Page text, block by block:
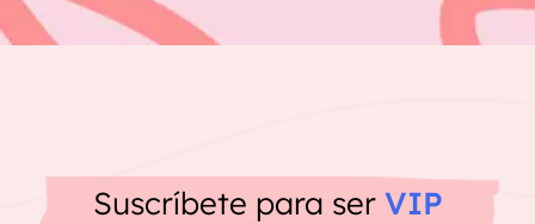
Suscríbete para ser VIP